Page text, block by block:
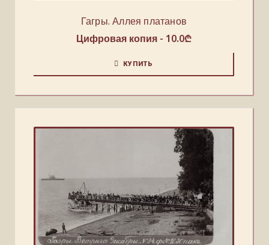
Гагры. Аллея платанов
Цифровая копия - 10.0₾
КУПИТЬ